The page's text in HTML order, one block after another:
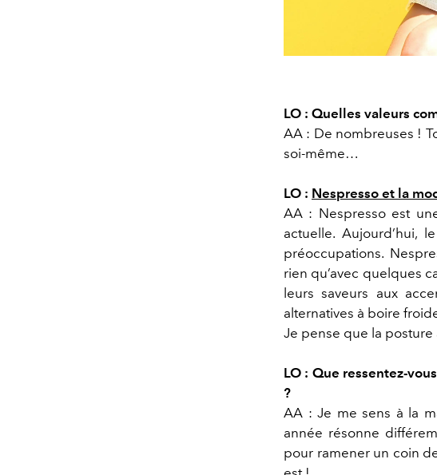
LO : Quelles valeurs
AA : De nombreuses !
soi-même…
LO : Nespresso et la
AA : Nespresso est
actuelle. Aujourd’hui,
préoccupations.
rien qu’avec quelques
leurs saveurs aux
alternatives à boire
Je pense que la
LO : Que ressentez-
?
AA : Je me sens à la
année résonne
pour ramener un coin